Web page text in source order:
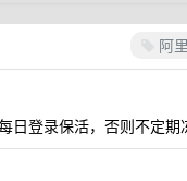
阿
日登录保活，否则不定